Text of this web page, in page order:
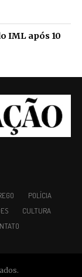
IML após 10
POLÍCIA
CULTURA